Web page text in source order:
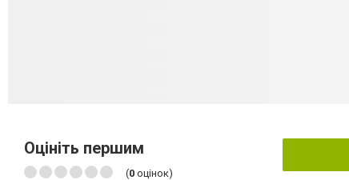
Оцініть першим
(0 оцінок)